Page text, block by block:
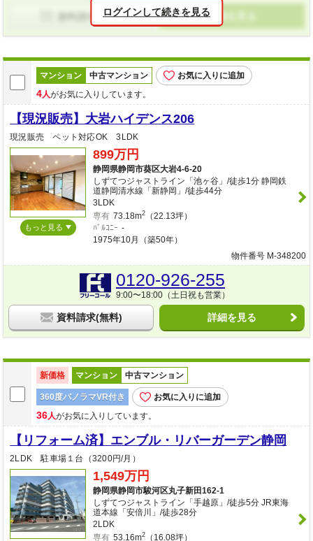
資料請求(無料) 詳細を見る
ログインして続きを見る
マンション 中古マンション お気に入りに追加
4人がお気に入りしています。
【現況販売】大岩ハイデンス206
現況販売 ペット対応OK 3LDK
もっと見る
899万円
静岡県静岡市葵区大岩4-6-20
しずてつジャストライン「池ヶ谷」/徒歩1分 静岡鉄
道静岡清水線「新静岡」/徒歩44分
3LDK
専有 73.18m2（22.13坪）
ﾊﾞﾙｺﾆｰ -
1975年10月（築50年）
物件番号 M-348200
0120-926-255
9:00〜18:00（土日祝も営業）
資料請求(無料) 詳細を見る
新価格 マンション 中古マンション
360度パノラマVR付き お気に入りに追加
36人がお気に入りしています。
【リフォーム済】エンブル・リバーガーデン静岡
2LDK 駐車場１台（3200円/月）
1,549万円
静岡県静岡市駿河区丸子新田162-1
しずてつジャストライン「手越原」/徒歩5分 JR東海
道本線「安倍川」/徒歩28分
2LDK
専有 53.16m2（16.08坪）